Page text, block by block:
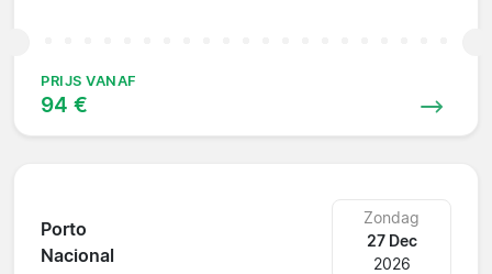
PRIJS VANAF
94 €
Porto
Nacional
Zondag
27 Dec
2026